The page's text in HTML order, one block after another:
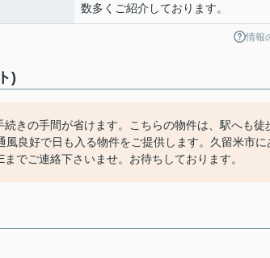
数多くご紹介しております。
情報
)
きの手間が省けます。こちらの物件は、駅へも徒
良好で日も入る物件をご提供します。久留米市に
でご連絡下さいませ。お待ちしております。